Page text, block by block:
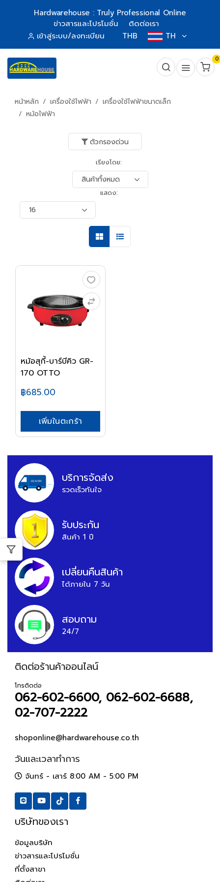
Hardwarehouse : Truly Professional Online
ข่าวสารและโปรโมชั่น
ติดต่อเรา
เข้าสู่ระบบ/ลงทะเบียน
THB TH
0
หน้าหลัก เครื่องใช้ไฟฟ้า
เครื่องใช้ไฟฟ้าขนาดเล็ก
หม้อไฟฟ้า
ตัวกรองด่วน
เรียงโดย:
แสดง:
หม้อสุกี้-บาร์บีคิว GR-
170 OTTO
฿685.00
เพิ่มในตะกร้า
บริการจัดส่ง
รวดเร็วทันใจ
รับประกัน
สินค้า 1 ปี
เปลี่ยนคืนสินค้า
ได้ภายใน 7 วัน
สอบถาม
24/7
ติดต่อร้านค้าออนไลน์
โทรติดต่อ
062-602-6600, 062-602-6688,
02-707-2222
shoponline@hardwarehouse.co.th
วันและเวลาทำการ
จันทร์ - เสาร์ 8:00 AM - 5:00 PM
บริษัทของเรา
ข้อมูลบริษัท
ข่าวสารและโปรโมชั่น
ที่ตั้งสาขา